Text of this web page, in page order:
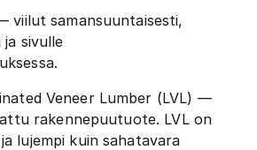
viilut samansuuntaisesti,
sivulle
Veneer Lumber (LVL) —
rakennepuutuote. LVL on
lujempi kuin sahatavara